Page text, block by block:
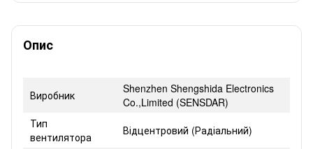
Опис
Виробник
Shenzhen Shengshida Electronics
Co.,Limited (SENSDAR)
Тип
вентилятора
Відцентровий (Радіальний)